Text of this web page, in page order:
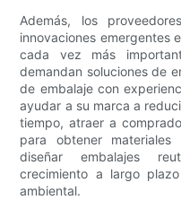
Además, los
innovaciones emergentes
cada vez más
demandan soluciones de
de embalaje con
ayudar a su marca a
tiempo, atraer a
para obtener
diseñar embalajes
crecimiento a largo
ambiental.